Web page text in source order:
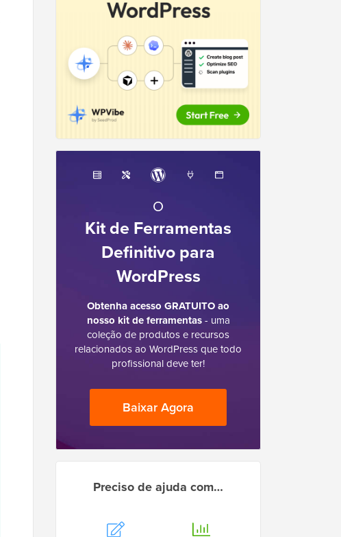
O
Kit de Ferramentas
Definitivo para
WordPress
Obtenha acesso GRATUITO ao
nosso kit de ferramentas- uma
coleção de produtos e recursos
relacionados ao WordPress que todo
profissional deve ter!
Baixar Agora
Preciso de ajuda com…